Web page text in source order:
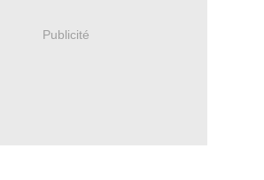
Publicité